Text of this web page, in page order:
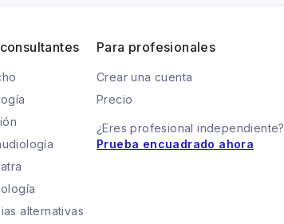
alternativas
Para profesionales
Crear una cuenta
Precio
¿Eres profesional independiente?
Prueba encuadrado ahora